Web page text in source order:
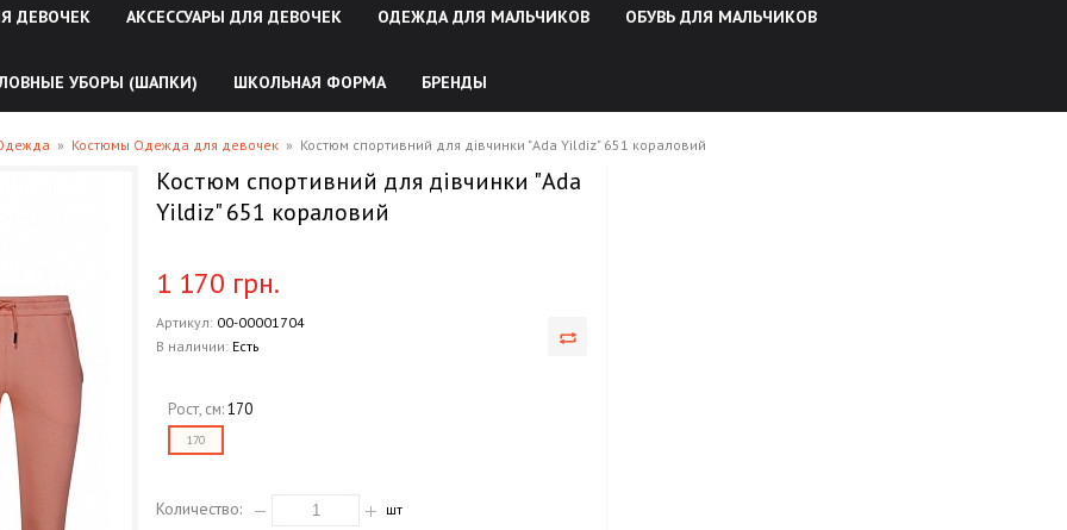
ДЕВОЧЕК АКСЕССУАРЫ ДЛЯ ДЕВОЧЕК ОДЕЖДА ДЛЯ МАЛЬЧИКОВ ОБУВЬ ДЛЯ МАЛЬЧИКОВ
УБОРЫ (ШАПКИ) ШКОЛЬНАЯ ФОРМА БРЕНДЫ
» Костюмы Одежда для девочек » Костюм спортивний для дівчинки "Ada Yildiz" 651 кораловий
Костюм спортивний для дівчинки "Ada
Yildiz" 651 кораловий
1 170 грн.
Артикул: 00-00001704
В наличии: Есть
Рост, см:170
170
Количество: шт